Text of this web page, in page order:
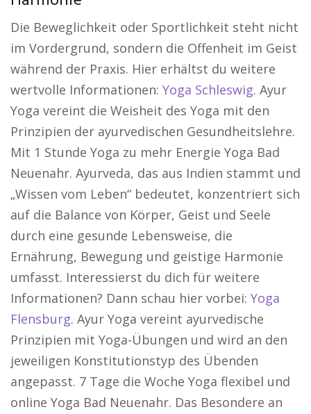
Die Beweglichkeit oder Sportlichkeit steht nicht
im Vordergrund, sondern die Offenheit im Geist
während der Praxis. Hier erhältst du weitere
wertvolle Informationen: Yoga Schleswig. Ayur
Yoga vereint die Weisheit des Yoga mit den
Prinzipien der ayurvedischen Gesundheitslehre.
Mit 1 Stunde Yoga zu mehr Energie Yoga Bad
Neuenahr. Ayurveda, das aus Indien stammt und
„Wissen vom Leben“ bedeutet, konzentriert sich
auf die Balance von Körper, Geist und Seele
durch eine gesunde Lebensweise, die
Ernährung, Bewegung und geistige Harmonie
umfasst. Interessierst du dich für weitere
Informationen? Dann schau hier vorbei: Yoga
Flensburg. Ayur Yoga vereint ayurvedische
Prinzipien mit Yoga-Übungen und wird an den
jeweiligen Konstitutionstyp des Übenden
angepasst. 7 Tage die Woche Yoga flexibel und
online Yoga Bad Neuenahr. Das Besondere an